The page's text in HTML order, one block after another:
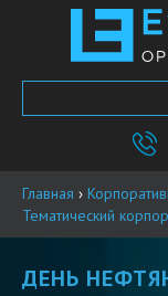
Главная ›
Тематический
ДЕНЬ